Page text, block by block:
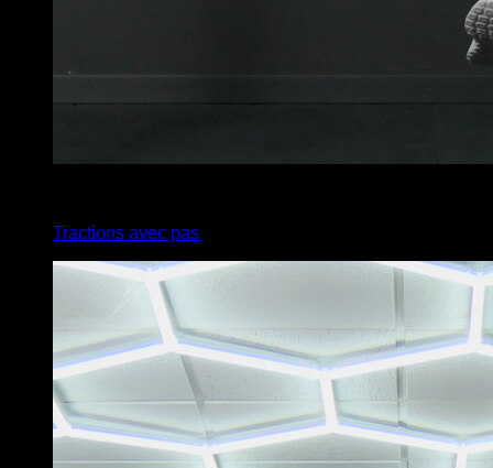
Tractions avec pas